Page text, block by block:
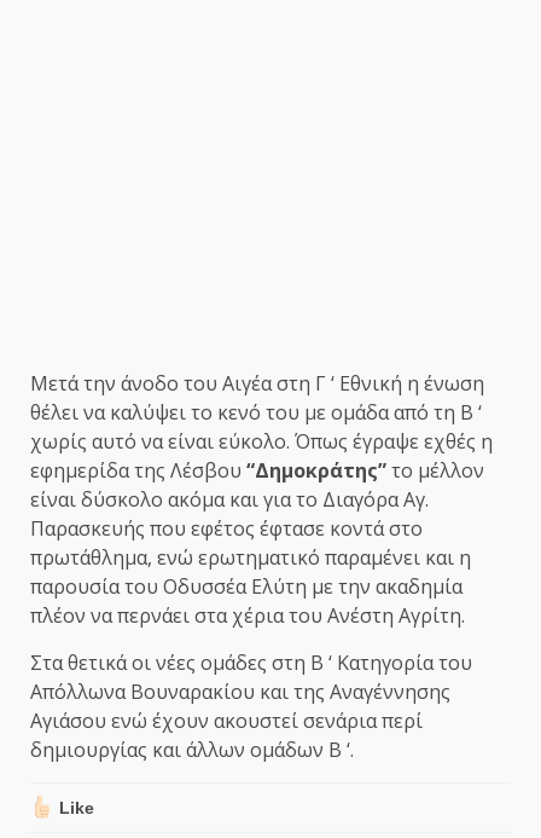
Μετά την άνοδο του Αιγέα στη Γ ‘ Εθνική η ένωση
θέλει να καλύψει το κενό του με ομάδα από τη Β ‘
χωρίς αυτό να είναι εύκολο. Όπως έγραψε εχθές η
εφημερίδα της Λέσβου “Δημοκράτης”το μέλλον
είναι δύσκολο ακόμα και για το Διαγόρα Αγ.
Παρασκευής που εφέτος έφτασε κοντά στο
πρωτάθλημα, ενώ ερωτηματικό παραμένει και η
παρουσία του Οδυσσέα Ελύτη με την ακαδημία
πλέον να περνάει στα χέρια του Ανέστη Αγρίτη.
Στα θετικά οι νέες ομάδες στη Β ‘ Κατηγορία του
Απόλλωνα Βουναρακίου και της Αναγέννησης
Αγιάσου ενώ έχουν ακουστεί σενάρια περί
δημιουργίας και άλλων ομάδων Β ‘.
Like